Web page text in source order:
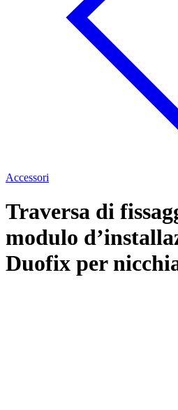
Accessori
Traversa di
modulo
Duofix per